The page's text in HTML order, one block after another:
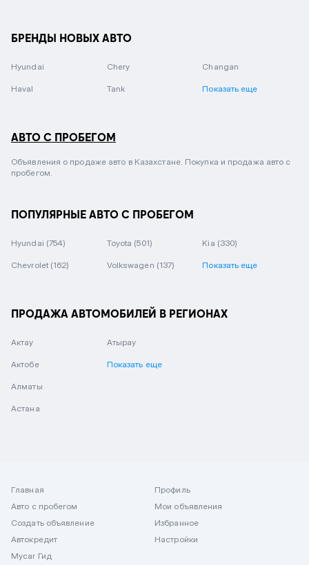
БРЕНДЫ НОВЫХ АВТО
Hyundai Chery Changan
Haval Tank Показать еще
АВТО С ПРОБЕГОМ
Объявления о продаже авто в Казахстане. Покупка и продажа авто с
пробегом.
ПОПУЛЯРНЫЕ АВТО С ПРОБЕГОМ
Hyundai (754) Toyota (501) Kia (330)
Chevrolet (162) Volkswagen (137) Показать еще
ПРОДАЖА АВТОМОБИЛЕЙ В РЕГИОНАХ
Актау
Актобе
Алматы
Астана
Атырау
Показать еще
Главная
Авто с пробегом
Создать объявление
Автокредит
Mycar Гид
Профиль
Мои объявления
Избранное
Настройки